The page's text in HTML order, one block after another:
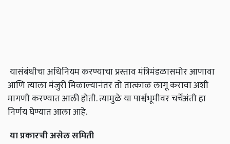
यासंबंधीचा अधिनियम करण्याचा प्रस्ताव मंत्रिमंडळासमोर आणावा
आणि त्याला मंजुरी मिळाल्यानंतर तो तात्काळ लागू करावा अशी
मागणी करण्यात आली होती. त्यामुळे या पार्श्वभूमीवर चर्चेअंती हा
निर्णय घेण्यात आला आहे.
याप्रकारचीअसेलसमिती